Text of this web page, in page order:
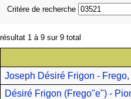
Critère de recherche
résultat 1 à 9 sur 9 total
Joseph Désiré Frigon -
Désiré Frigon (Frego"e") -